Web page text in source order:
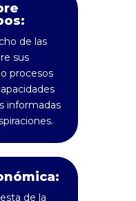
de las
sus
procesos
informadas
de la